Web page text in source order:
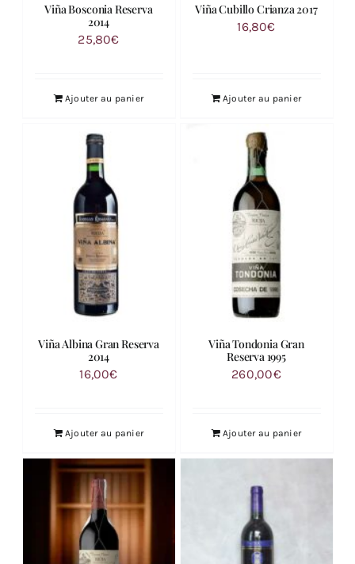
Viña Bosconia Reserva
2014
25,80€
Ajouter au panier
Viña Cubillo Crianza 2017
16,80€
Ajouter au panier
Viña Albina Gran Reserva
2014
16,00€
Ajouter au panier
Viña Tondonia Gran
Reserva 1995
260,00€
Ajouter au panier